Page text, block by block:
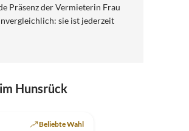
Präsenz der Vermieterin Frau
sie ist jederzeit
nichts, auch an die kleinsten
weiterempfehlen. Danke Frau Mindermann
Hunsrück
Beliebte Wahl